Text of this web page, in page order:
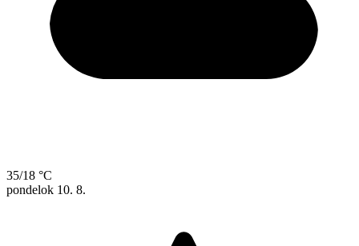
35/18 °C
pondelok 10. 8.